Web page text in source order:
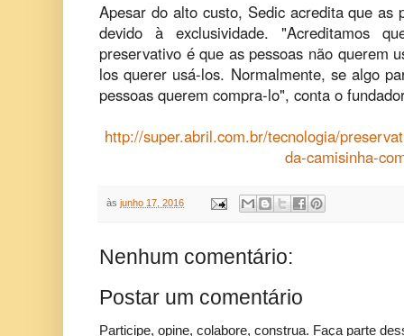
Apesar do alto custo, Sedic acredita que as
devido à exclusividade. "Acreditamos
preservativo é que as pessoas não querem
los querer usá-los. Normalmente, se algo
pessoas querem compra-lo", conta o
http://super.abril.com.br/tecnologia/
da-camisinha-
às junho 17, 2016
Nenhum comentário:
Postar um comentário
Participe, opine, colabore, construa. Faça parte